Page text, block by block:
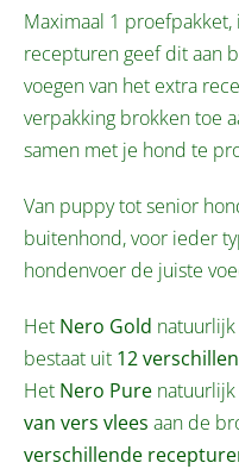
Maximaal 1
recepturen geef dit aan
voegen van het extra
verpakking brokken toe
samen met je hond te
Van puppy tot senior
buitenhond, voor ieder
hondenvoer de juiste
Het Nero Gold
bestaat uit 12
Het Nero Pure
van vers vlees aan de
verschillende